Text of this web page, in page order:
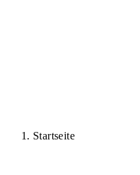
Kostenlosen IT-Check buchen
Startseite